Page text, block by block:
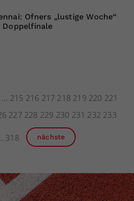
Ofners „lustige Woche“
215 216 217 218 219 220 221
227 228 229 230 231 232 233
318 nächste